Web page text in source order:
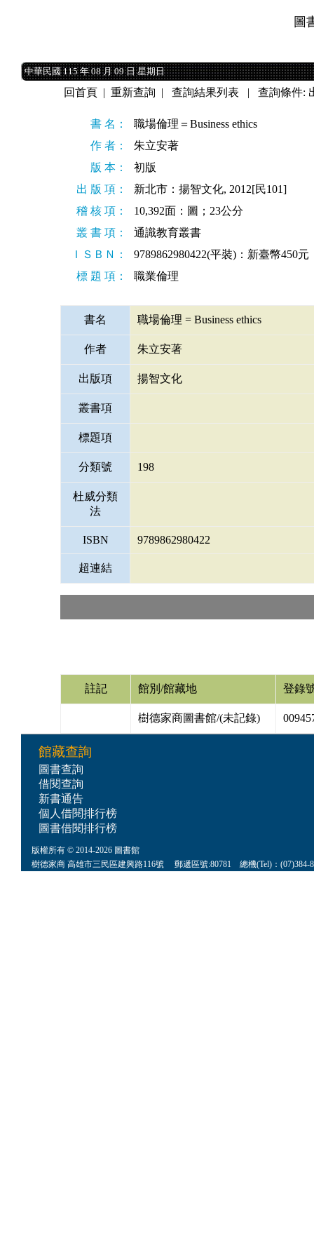
圖
中華民國 115 年 08 月 09 日 星期日
中華民國 115 年 08 月 09 日 星期日
回首頁 |重新查詢 |查詢結果列表 | 查詢條件:
書 名：
職場倫理＝Business ethics
作 者：
朱立安著
版 本：
初版
出 版 項：
新北市：揚智文化, 2012[民101]
稽 核 項：
10,392面：圖；23公分
叢 書 項：
通識教育叢書
ＩＳＢＮ：
9789862980422(平裝)：新臺幣450元
標 題 項：
職業倫理
書名 職場倫理 = Business ethics
作者 朱立安著
出版項 揚智文化
叢書項
標題項
分類號 198
杜威分類
法
ISBN 9789862980422
超連結
註記 館別/館藏地 登錄
樹德家商圖書館/(未記錄)
館藏查詢
圖書查詢
借閱查詢
新書通告
個人借閱排行榜
圖書借閱排行榜
版權所有 © 2014-2026 圖書館
樹德家商 高雄市三民區建興路116號 郵遞區號:80781 總機(Tel)：(07)384-